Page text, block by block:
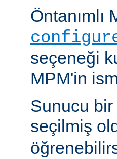
seçeneği
MPM'in
Sunucu
seçilmiş